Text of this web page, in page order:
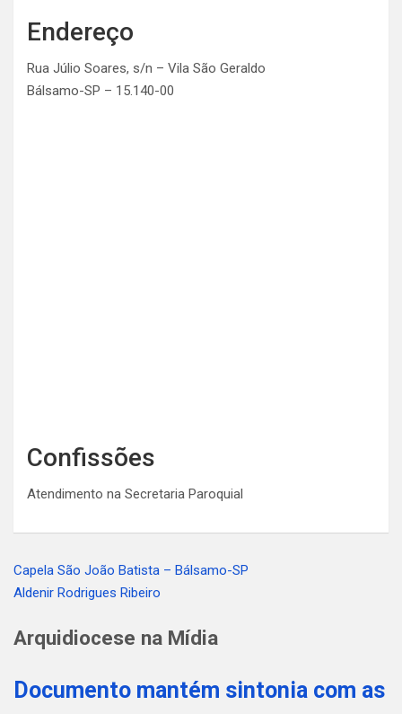
Endereço
Rua Júlio Soares, s/n – Vila São Geraldo
Bálsamo-SP – 15.140-00
Confissões
Atendimento na Secretaria Paroquial
Navegação
Post
Capela São João Batista – Bálsamo-SP
Aldenir Rodrigues Ribeiro
Arquidiocese na Mídia
Documento mantém sintonia com as